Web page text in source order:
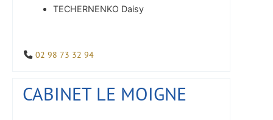
TECHERNENKO Daisy
02 98 73 32 94
CABINET LE MOIGNE